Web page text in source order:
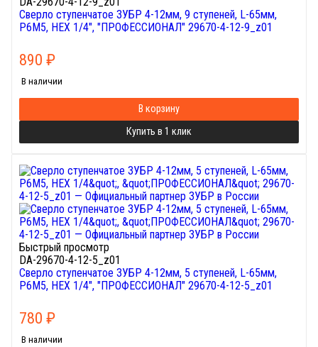
Сверло ступенчатое ЗУБР 4-12мм, 9 ступеней, L-65мм,
Р6М5, HEX 1/4", "ПРОФЕССИОНАЛ" 29670-4-12-9_z01
890 ₽
В наличии
В корзину
Купить в 1 клик
Быстрый просмотр
DA-29670-4-12-5_z01
Сверло ступенчатое ЗУБР 4-12мм, 5 ступеней, L-65мм,
Р6М5, HEX 1/4", "ПРОФЕССИОНАЛ" 29670-4-12-5_z01
780 ₽
В наличии